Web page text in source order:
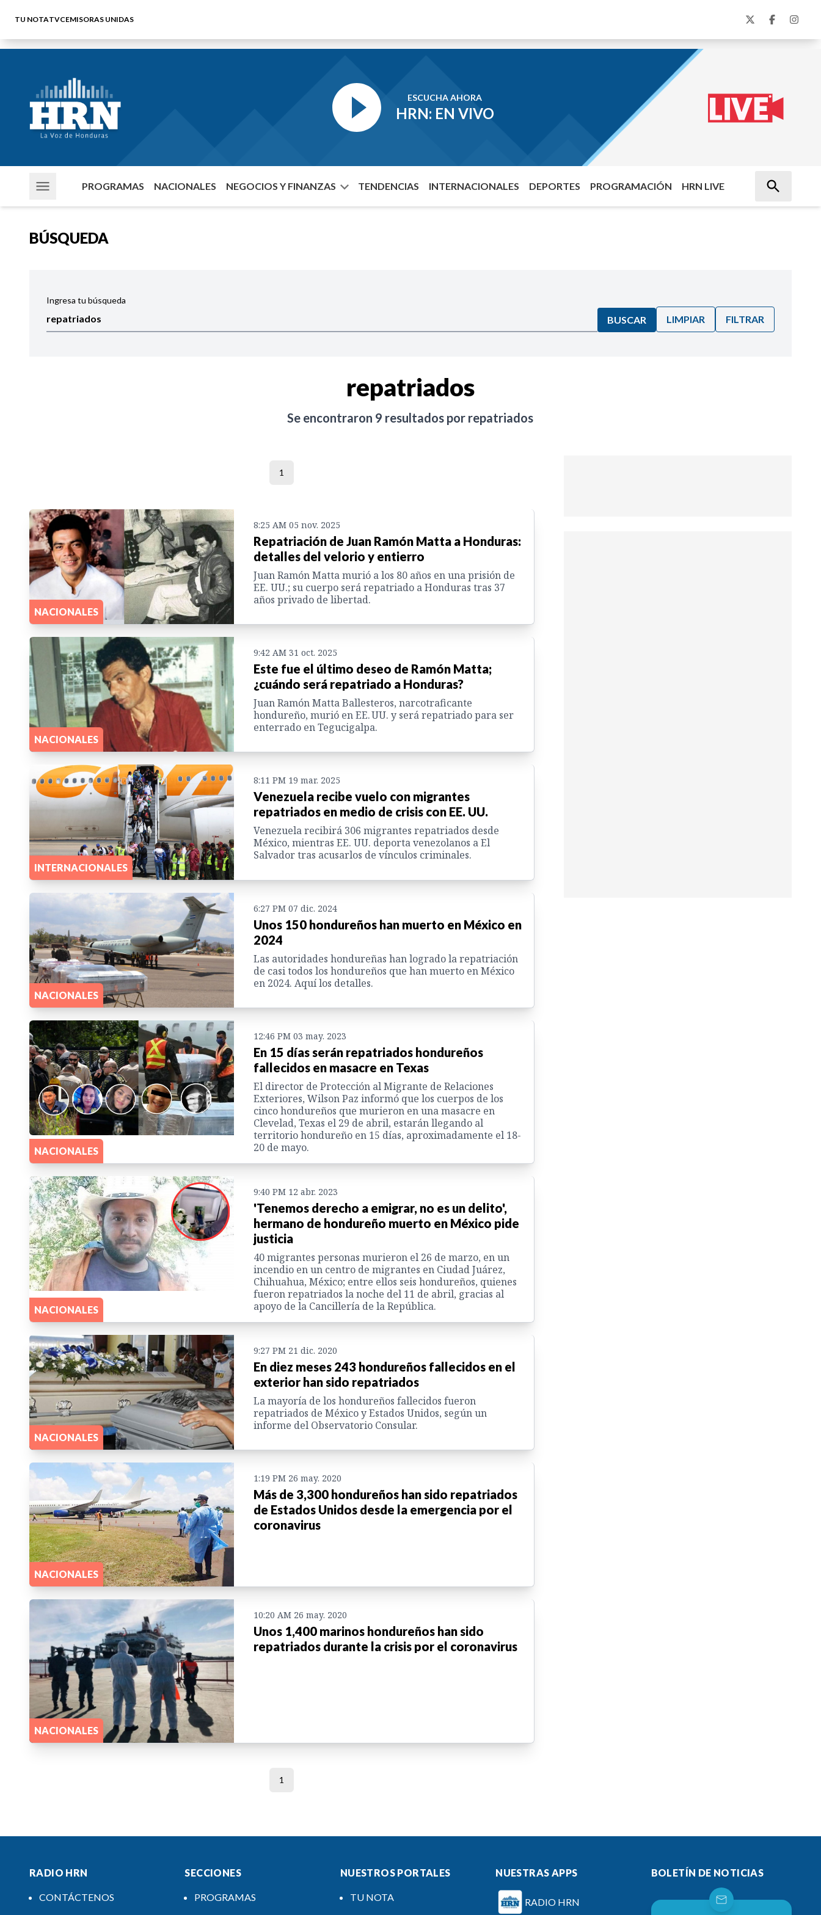
TU NOTATVCEMISORAS UNIDAS
ESCUCHA AHORA
HRN: EN VIVO
PROGRAMAS NACIONALES NEGOCIOS Y FINANZAS TENDENCIAS INTERNACIONALES DEPORTES PROGRAMACIÓN HRN LIVE
BÚSQUEDA
Ingresa tu búsqueda
BUSCAR LIMPIAR FILTRAR
repatriados
Se encontraron 9 resultados por repatriados
1
NACIONALES
8:25 AM 05 nov. 2025
Repatriación de Juan Ramón Matta a Honduras:
detalles del velorio y entierro
Juan Ramón Matta murió a los 80 años en una prisión de
EE. UU.; su cuerpo será repatriado a Honduras tras 37
años privado de libertad.
NACIONALES
9:42 AM 31 oct. 2025
Este fue el último deseo de Ramón Matta;
¿cuándo será repatriado a Honduras?
Juan Ramón Matta Ballesteros, narcotraficante
hondureño, murió en EE. UU. y será repatriado para ser
enterrado en Tegucigalpa.
INTERNACIONALES
8:11 PM 19 mar. 2025
Venezuela recibe vuelo con migrantes
repatriados en medio de crisis con EE. UU.
Venezuela recibirá 306 migrantes repatriados desde
México, mientras EE. UU. deporta venezolanos a El
Salvador tras acusarlos de vínculos criminales.
NACIONALES
6:27 PM 07 dic. 2024
Unos 150 hondureños han muerto en México en
2024
Las autoridades hondureñas han logrado la repatriación
de casi todos los hondureños que han muerto en México
en 2024. Aquí los detalles.
NACIONALES
12:46 PM 03 may. 2023
En 15 días serán repatriados hondureños
fallecidos en masacre en Texas
El director de Protección al Migrante de Relaciones
Exteriores, Wilson Paz informó que los cuerpos de los
cinco hondureños que murieron en una masacre en
Clevelad, Texas el 29 de abril, estarán llegando al
territorio hondureño en 15 días, aproximadamente el 18-
20 de mayo.
NACIONALES
9:40 PM 12 abr. 2023
'Tenemos derecho a emigrar, no es un delito',
hermano de hondureño muerto en México pide
justicia
40 migrantes personas murieron el 26 de marzo, en un
incendio en un centro de migrantes en Ciudad Juárez,
Chihuahua, México; entre ellos seis hondureños, quienes
fueron repatriados la noche del 11 de abril, gracias al
apoyo de la Cancillería de la República.
NACIONALES
9:27 PM 21 dic. 2020
En diez meses 243 hondureños fallecidos en el
exterior han sido repatriados
La mayoría de los hondureños fallecidos fueron
repatriados de México y Estados Unidos, según un
informe del Observatorio Consular.
NACIONALES
1:19 PM 26 may. 2020
Más de 3,300 hondureños han sido repatriados
de Estados Unidos desde la emergencia por el
coronavirus
NACIONALES
10:20 AM 26 may. 2020
Unos 1,400 marinos hondureños han sido
repatriados durante la crisis por el coronavirus
1
RADIO HRN
CONTÁCTENOS
SECCIONES
PROGRAMAS
NUESTROS PORTALES
TU NOTA
NUESTRAS APPS
RADIO HRN
BOLETÍN DE NOTICIAS